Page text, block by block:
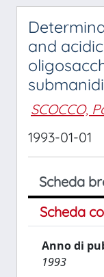
and
SCOCCO,
1993-01-01
Scheda
Scheda
Anno di
1993